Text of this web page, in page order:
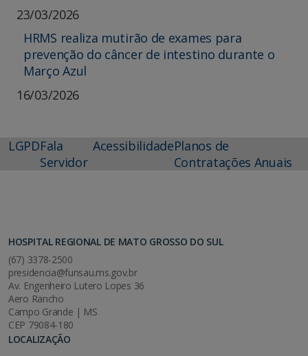
23/03/2026
HRMS realiza mutirão de exames para
prevenção do câncer de intestino durante o
Março Azul
16/03/2026
LGPDFala
Servidor
AcessibilidadePlanos de
Contratações Anuais
HOSPITAL REGIONAL DE MATO GROSSO DO SUL
(67) 3378-2500
presidencia@funsau.ms.gov.br
Av. Engenheiro Lutero Lopes 36
Aero Rancho
Campo Grande | MS
CEP 79084-180
LOCALIZAÇÃO